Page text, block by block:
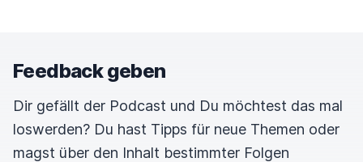
Feedback geben
Dir gefällt der Podcast und Du möchtest das mal
loswerden? Du hast Tipps für neue Themen oder
magst über den Inhalt bestimmter Folgen